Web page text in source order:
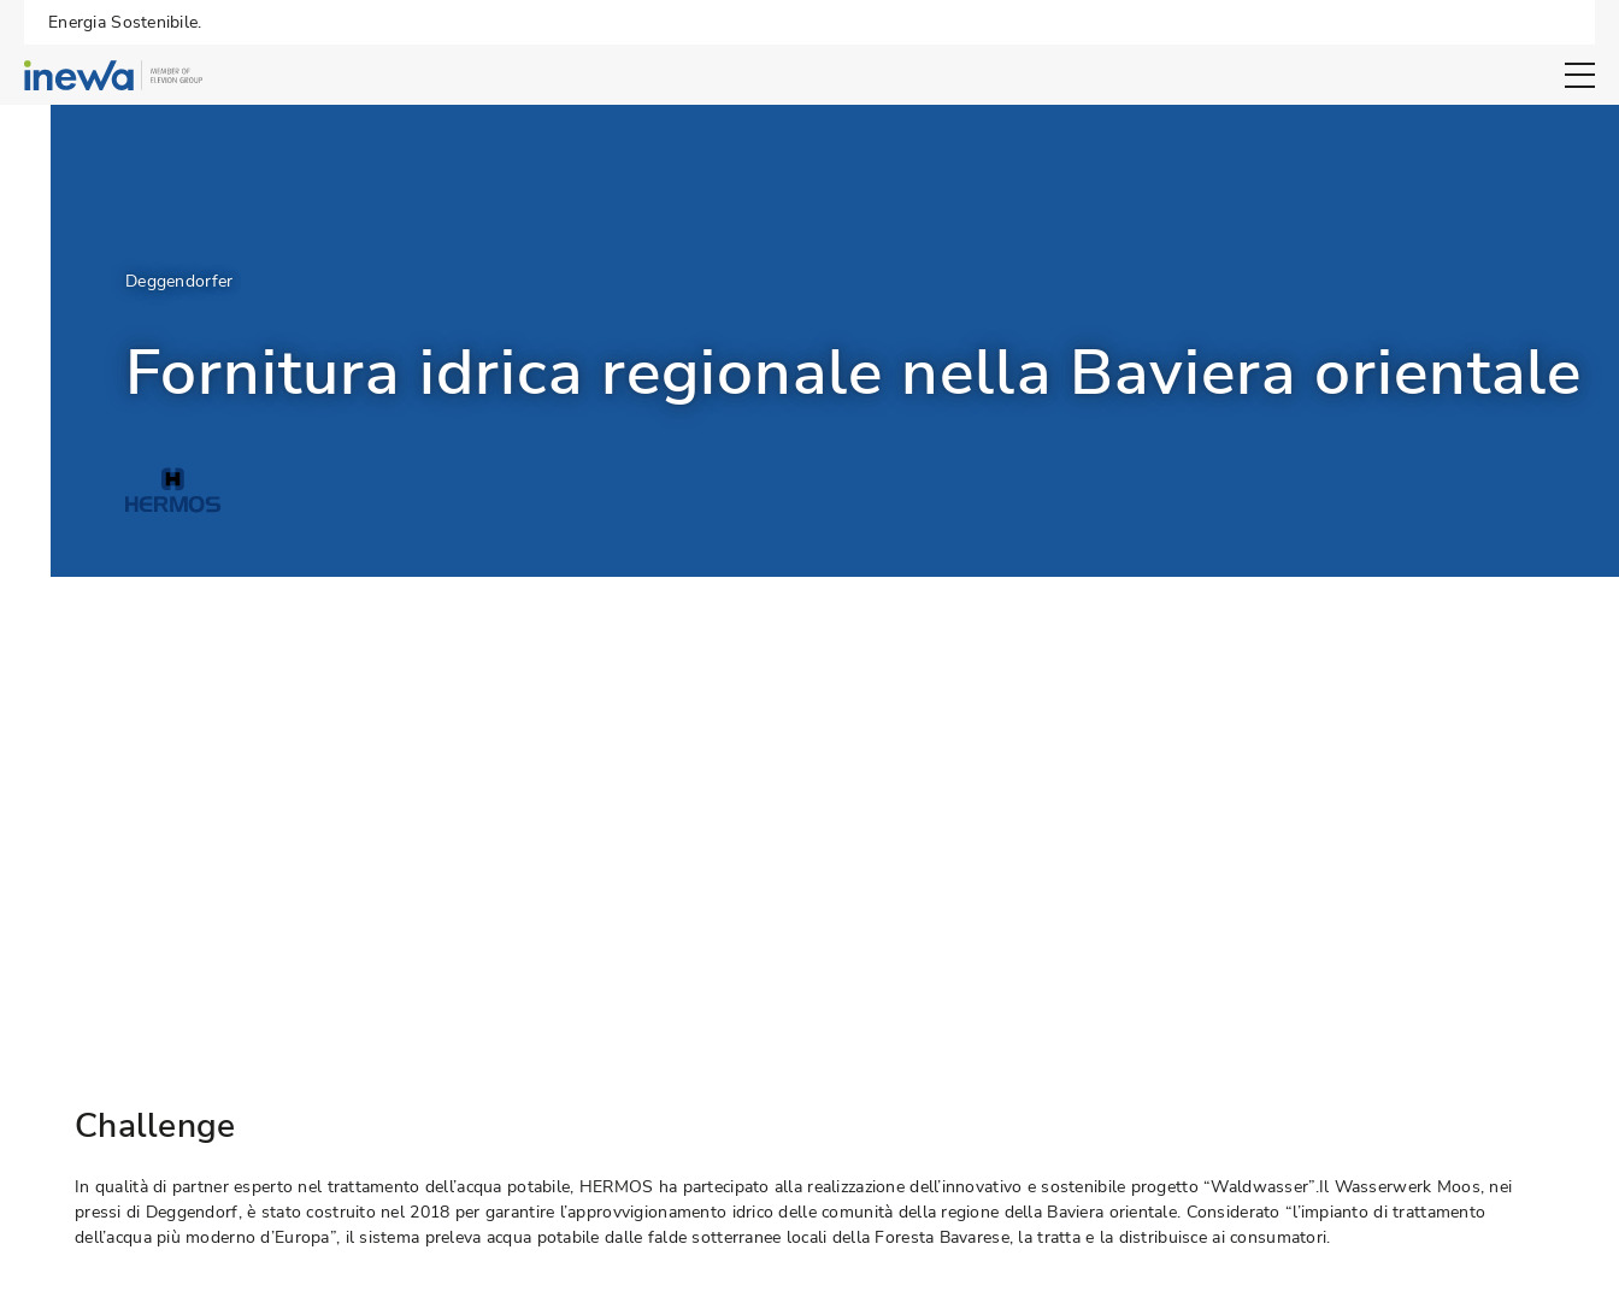
Energia Sostenibile.
Open
Deggendorfer
Fornitura idrica regionale nella Baviera orientale
Challenge
In qualità di partner esperto nel trattamento dell’acqua potabile, HERMOS ha partecipato alla realizzazione dell’innovativo e sostenibile progetto “Waldwasser”.Il Wasserwerk Moos, nei
pressi di Deggendorf, è stato costruito nel 2018 per garantire l’approvvigionamento idrico delle comunità della regione della Baviera orientale. Considerato “l’impianto di trattamento
dell’acqua più moderno d’Europa”, il sistema preleva acqua potabile dalle falde sotterranee locali della Foresta Bavarese, la tratta e la distribuisce ai consumatori.